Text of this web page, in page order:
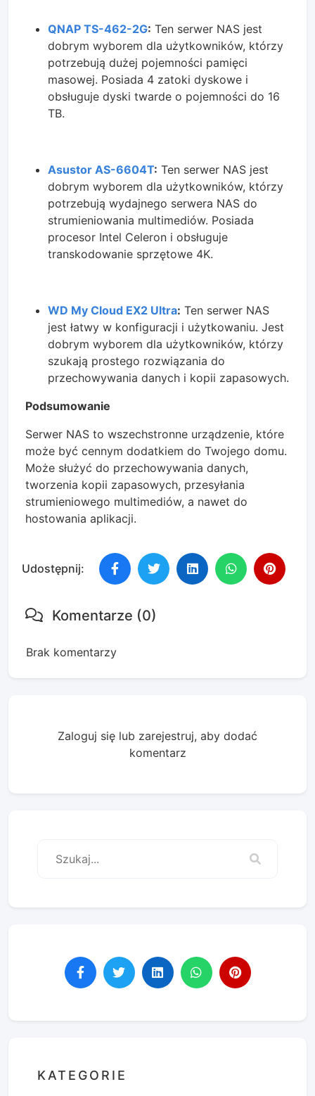
QNAP TS-462-2G: Ten serwer NAS jest
dobrym wyborem dla użytkowników, którzy
potrzebują dużej pojemności pamięci
masowej. Posiada 4 zatoki dyskowe i
obsługuje dyski twarde o pojemności do 16
TB.
Asustor AS-6604T: Ten serwer NAS jest
dobrym wyborem dla użytkowników, którzy
potrzebują wydajnego serwera NAS do
strumieniowania multimediów. Posiada
procesor Intel Celeron i obsługuje
transkodowanie sprzętowe 4K.
WD My Cloud EX2 Ultra: Ten serwer NAS
jest łatwy w konfiguracji i użytkowaniu. Jest
dobrym wyborem dla użytkowników, którzy
szukają prostego rozwiązania do
przechowywania danych i kopii zapasowych.
Podsumowanie
Serwer NAS to wszechstronne urządzenie, które
może być cennym dodatkiem do Twojego domu.
Może służyć do przechowywania danych,
tworzenia kopii zapasowych, przesyłania
strumieniowego multimediów, a nawet do
hostowania aplikacji.
Udostępnij:
Komentarze (0)
Brak komentarzy
Zaloguj się lub zarejestruj, aby dodać
komentarz
KATEGORIE